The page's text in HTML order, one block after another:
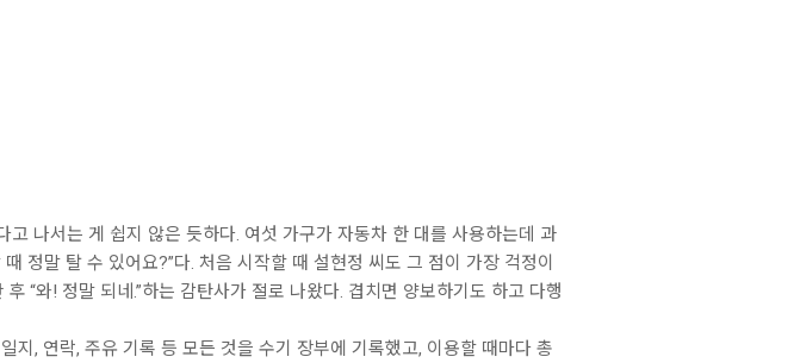
나서는 게 쉽지 않은 듯하다. 여섯 가구가 자동차 한 대를 사용하는데 과
정말 탈 수 있어요?”다. 처음 시작할 때 설현정 씨도 그 점이 가장 걱정이
“와! 정말 되네.”하는 감탄사가 절로 나왔다. 겹치면 양보하기도 하고 다행
, 연락, 주유 기록 등 모든 것을 수기 장부에 기록했고, 이용할 때마다 총